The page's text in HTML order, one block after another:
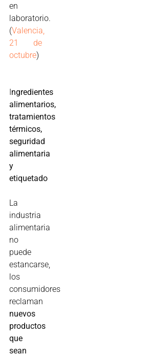
en
laboratorio.
(Valencia,
21 de
octubre)
Ingredientes
alimentarios,
tratamientos
térmicos,
seguridad
alimentaria
y
etiquetado
La
industria
alimentaria
no
puede
estancarse,
los
consumidores
reclaman
nuevos
productos
que
sean